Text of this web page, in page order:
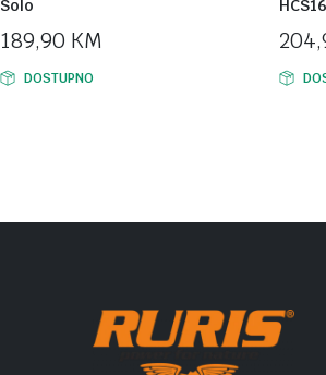
Solo
189,90 KM
DOSTUPNO